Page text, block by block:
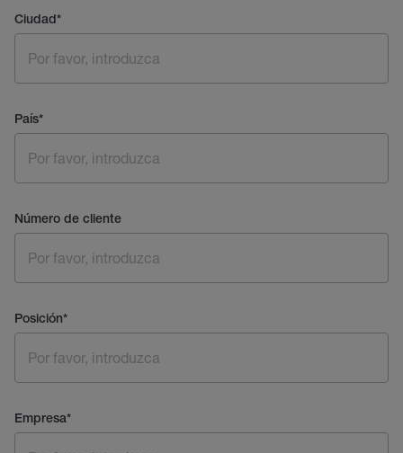
Ciudad*
País*
Número de cliente
Posición*
Empresa*